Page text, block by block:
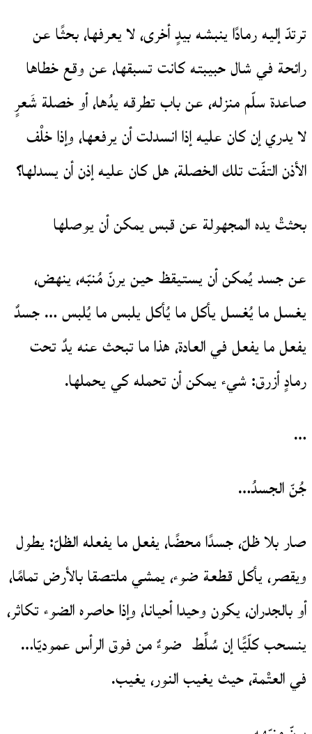
ترتدّ إليه رمادًا ينبشه بيدٍ أخرى، لا يعرفها، بحثًا عن
رائحة في شال حبيبته كانت تسبقها، عن وقع خطاها
صاعدة سلّم منزله، عن باب تطرقه يدُها، أو خصلة شَعرٍ
لا يدري إن كان عليه إذا انسدلت أن يرفعها، وإذا خلْف
الأذن التفّت تلك الخصلة، هل كان عليه إذن أن يسدلها؟
بحثتْ يده المجهولة عن قبس يمكن أن يوصلها
عن جسد يُمكن أن يستيقظ حين يرنّ مُنبّه، ينهض،
يغسل ما يُغسل يأكل ما يُأكل يلبس ما يُلبس … جسدٌ
يفعل ما يفعل في العادة، هذا ما تبحث عنه يدٌ تحت
رمادٍ أزرق: شيء يمكن أن تحمله كي يحملها.
…
جُنّ الجسدُ…
صار بلا ظلّ، جسدًا محضًا، يفعل ما يفعله الظلّ: يطول
ويقصر، يأكل قطعة ضوء، يمشي ملتصقا بالأرض تمامًا،
أو بالجدران، يكون وحيدا أحيانا، وإذا حاصره الضوء تكاثر،
ينسحب كلّيًّا إن سُلِّط ضوءٌ من فوق الرأس عموديّا…
في العتْمة، حيث يغيب النور، يغيب.